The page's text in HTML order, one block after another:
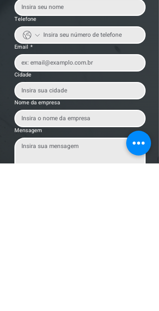
Telefone
Email *
Cidade
Nome da empresa
Mensagem